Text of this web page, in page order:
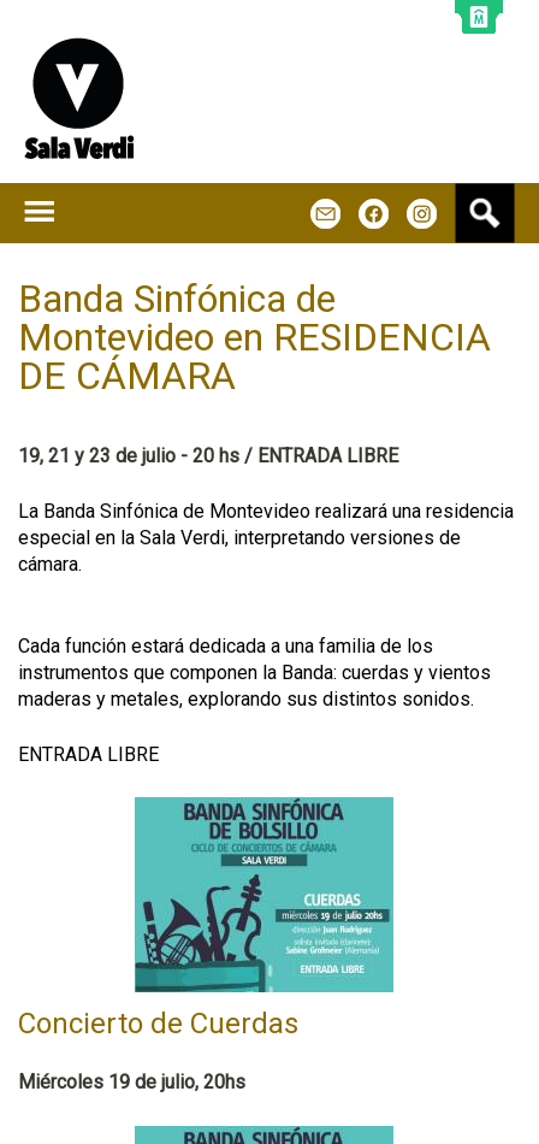
Banda Sinfónica de
Montevideo en RESIDENCIA
DE CÁMARA
19, 21 y 23 de julio - 20 hs / ENTRADA LIBRE
La Banda Sinfónica de Montevideo realizará una residencia
especial en la Sala Verdi, interpretando versiones de
cámara.
Cada función estará dedicada a una familia de los
instrumentos que componen la Banda: cuerdas y vientos
maderas y metales, explorando sus distintos sonidos.
ENTRADA LIBRE
Concierto de Cuerdas
Miércoles 19 de julio, 20hs
s
r